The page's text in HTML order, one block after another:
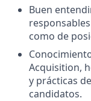
Buen
como de
Acquisition,
y prácticas
candidatos.